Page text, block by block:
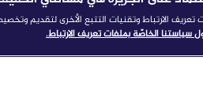
الارتباط وتقنيات التتبع الأخرى لتقديم
سياستنا الخاصّة بملفات تعريف الارتباط.